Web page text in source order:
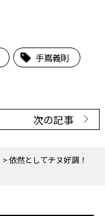
依然としてチヌ好調！
手嶌義則
次の記事